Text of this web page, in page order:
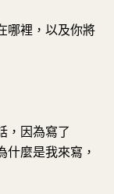
哪裡，以及你將
，因為寫了
麼是我來寫，